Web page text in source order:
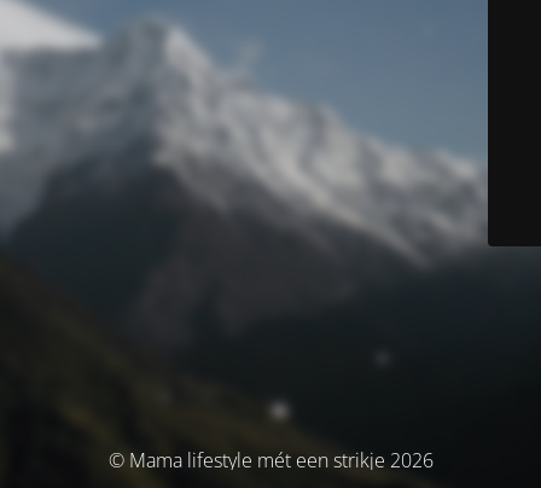
© Mama lifestyle mét een strikje 2026